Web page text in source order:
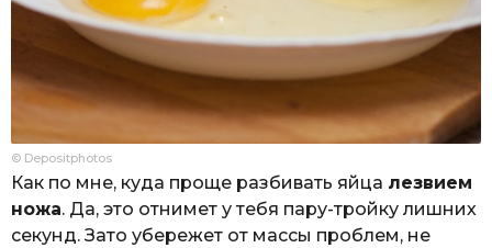
© Depositphotos
Как по мне, куда проще разбивать яйца лезвием
ножа. Да, это отнимет у тебя пару-тройку лишних
секунд. Зато убережет от массы проблем, не